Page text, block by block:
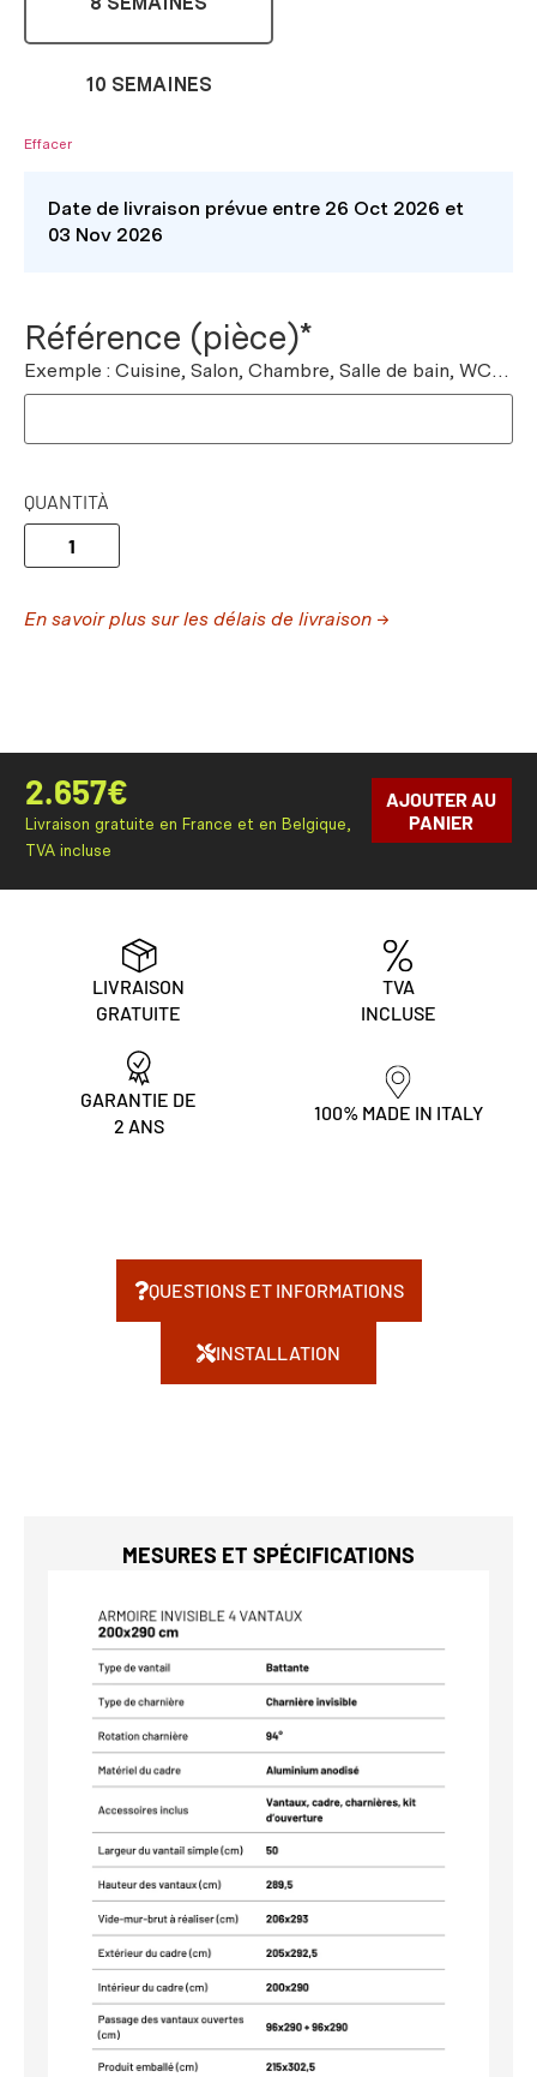
10 SEMAINES
Effacer
Date de livraison prévue entre 26 Oct 2026 et
03 Nov 2026
Référence (pièce)*
Exemple : Cuisine, Salon, Chambre, Salle de bain, WC…
QUANTITÀ
En savoir plus sur les délais de livraison →
2.657€
Livraison gratuite en France et en Belgique,
TVA incluse
AJOUTER AU
PANIER
LIVRAISON
GRATUITE
TVA
INCLUSE
GARANTIE DE
2 ANS
100% MADE IN ITALY
QUESTIONS ET INFORMATIONS
INSTALLATION
MESURES ET SPÉCIFICATIONS